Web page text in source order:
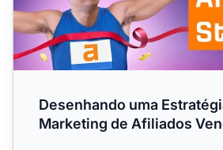
Desenhando uma
Marketing de Afiliados